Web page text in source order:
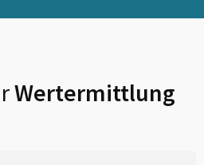
Wertermittlung